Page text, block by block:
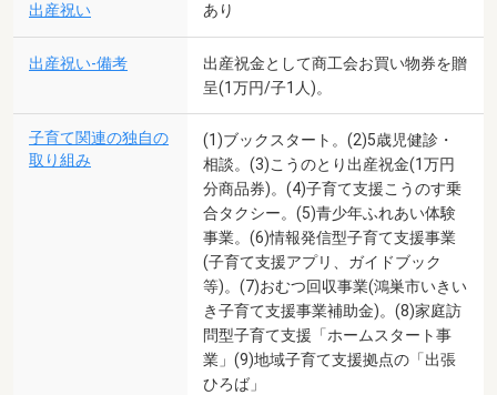
出産祝い あり
出産祝い-備考
出産祝金として商工会お買い物券を贈
呈(1万円/子1人)。
子育て関連の独自の
取り組み
(1)ブックスタート。(2)5歳児健診・
相談。(3)こうのとり出産祝金(1万円
分商品券)。(4)子育て支援こうのす乗
合タクシー。(5)青少年ふれあい体験
事業。(6)情報発信型子育て支援事業
(子育て支援アプリ、ガイドブック
等)。(7)おむつ回収事業(鴻巣市いきい
き子育て支援事業補助金)。(8)家庭訪
問型子育て支援「ホームスタート事
業」(9)地域子育て支援拠点の「出張
ひろば」